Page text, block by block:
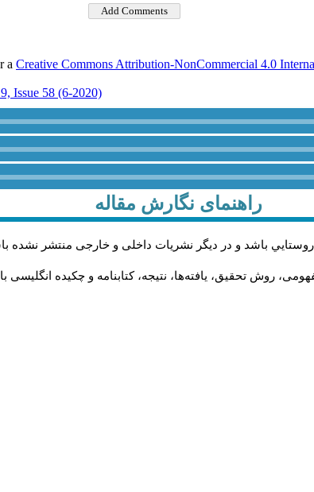
a Creative Commons Attribution-NonCommercial 4.0
Issue 58 (6-2020)
راهنمای نگارش مقاله
باشد و در دیگر نشریات داخلی و خارجی منتشر نشده
روش تحقیق، یافته‌ها، نتیجه، کتابنامه و چکیده انگلیسی